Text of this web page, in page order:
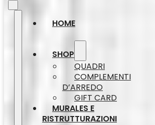
HOME
SHOP
QUADRI
COMPLEMENTI
D’ARREDO
GIFT CARD
MURALES E
RISTRUTTURAZIONI